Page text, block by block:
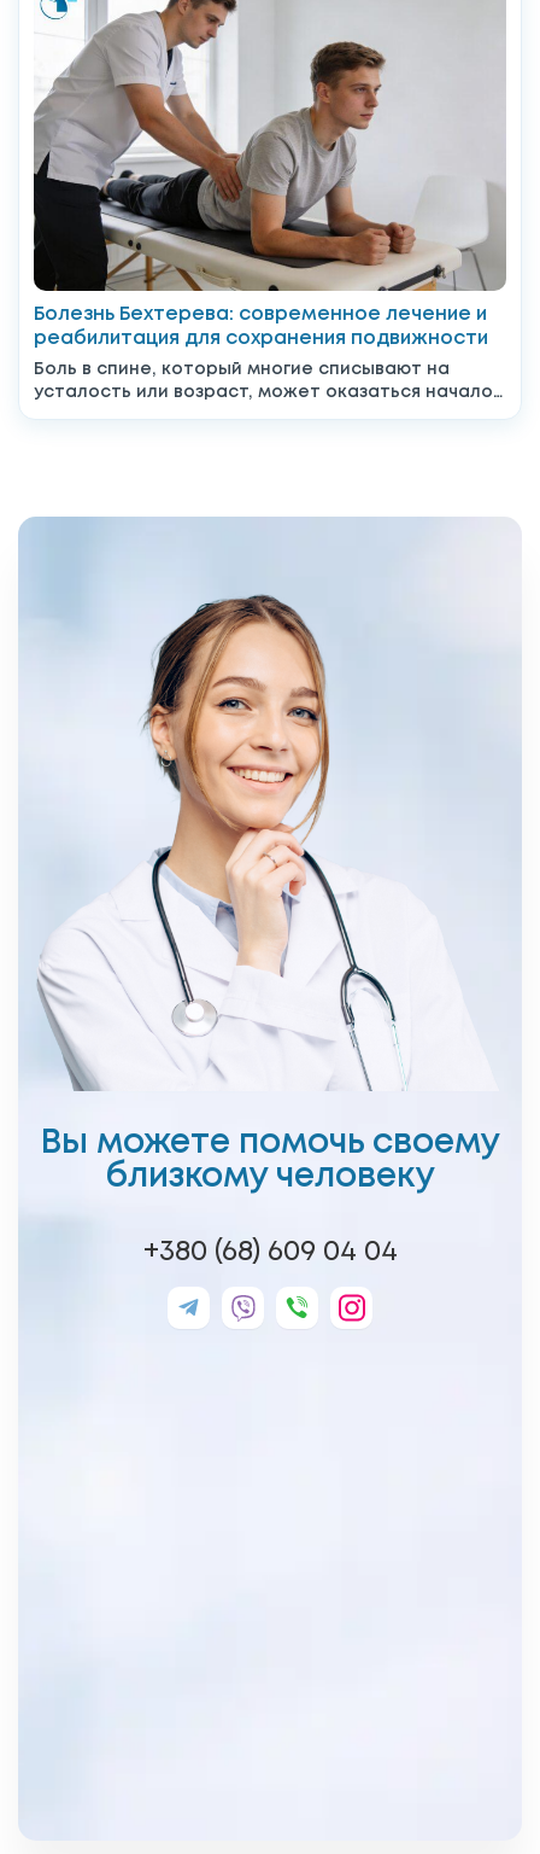
Болезнь Бехтерева: современное лечение и
реабилитация для сохранения подвижности
Боль в спине, который многие списывают на
усталость или возраст, может оказаться началом
серьёзного системного заболевания....
Вы можете помочь своему
близкому человеку
+380 (68) 609 04 04